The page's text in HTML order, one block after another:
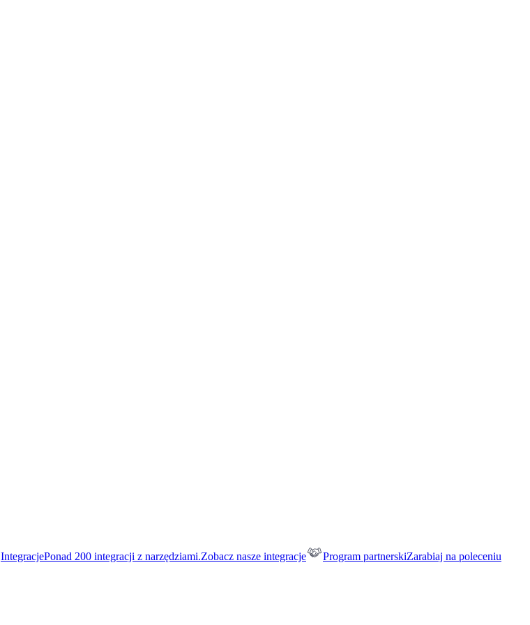
IntegracjePonad 200 integracji z narzędziami.Zobacz nasze integracje Program partnerskiZarabiaj na poleceniu